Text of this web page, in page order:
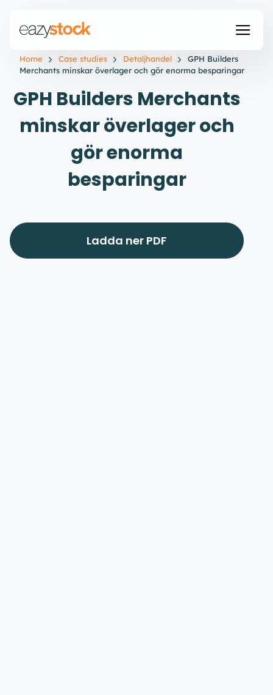
Home Case studies Detaljhandel
GPH Builders
Merchants minskar överlager och gör enorma besparingar
GPH Builders Merchants
minskar överlager och
gör enorma
besparingar
Ladda ner PDF